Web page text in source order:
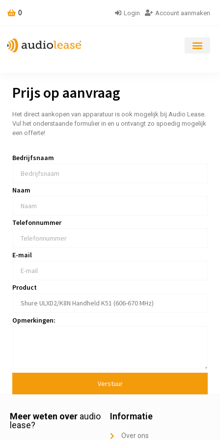
0 Login Account aanmaken
Prijs op aanvraag
Het direct aankopen van apparatuur is ook mogelijk bij Audio Lease.
Vul het onderstaande formulier in en u ontvangt zo spoedig mogelijk
een offerte!
Bedrijfsnaam
Naam
Telefonnummer
E-mail
Product
Opmerkingen:
Verstuur
Meer weten over audio
lease?
Informatie
Over ons